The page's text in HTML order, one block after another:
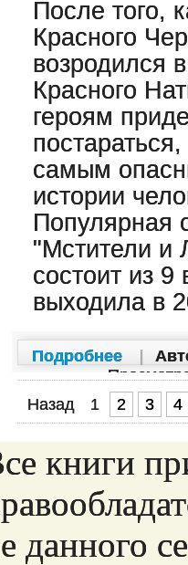
После того,
Красного
возродился
Красного
героям
самым
истории
Популярная
"Мстители и
состоит из 9
выходила в
Подробнее
Назад
1 2 3 4
книги
данного